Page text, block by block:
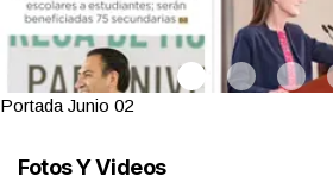
Portada Junio 02
Fotos Y Videos